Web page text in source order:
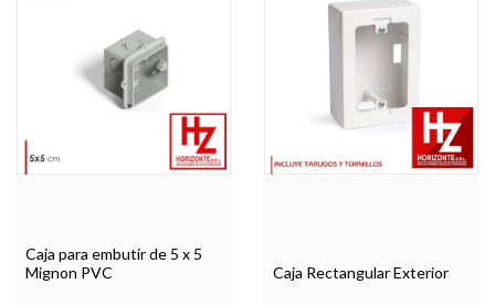
Caja para embutir de 5 x 5
Mignon PVC
Caja Rectangular Exterior